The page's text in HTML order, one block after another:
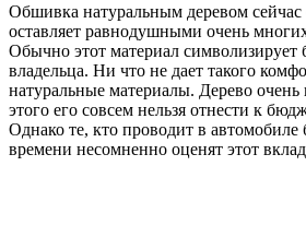
Обшивка натуральным деревом сейчас
оставляет равнодушными очень
Обычно этот материал символизирует
владельца. Ни что не дает такого
натуральные материалы. Дерево очень
этого его совсем нельзя отнести к
Однако те, кто проводит в автомобиле
времени несомненно оценят этот